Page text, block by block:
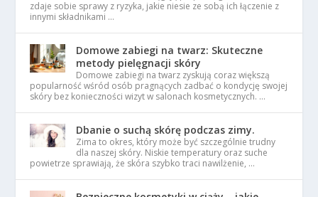
zdaje sobie sprawy z ryzyka, jakie niesie ze sobą ich łączenie z
innymi składnikami …
Domowe zabiegi na twarz: Skuteczne
metody pielęgnacji skóry
Domowe zabiegi na twarz zyskują coraz większą
popularność wśród osób pragnących zadbać o kondycję swojej
skóry bez konieczności wizyt w salonach kosmetycznych. …
Dbanie o suchą skórę podczas zimy.
Zima to okres, który może być szczególnie trudny
dla naszej skóry. Niskie temperatury oraz suche
powietrze sprawiają, że skóra szybko traci nawilżenie, …